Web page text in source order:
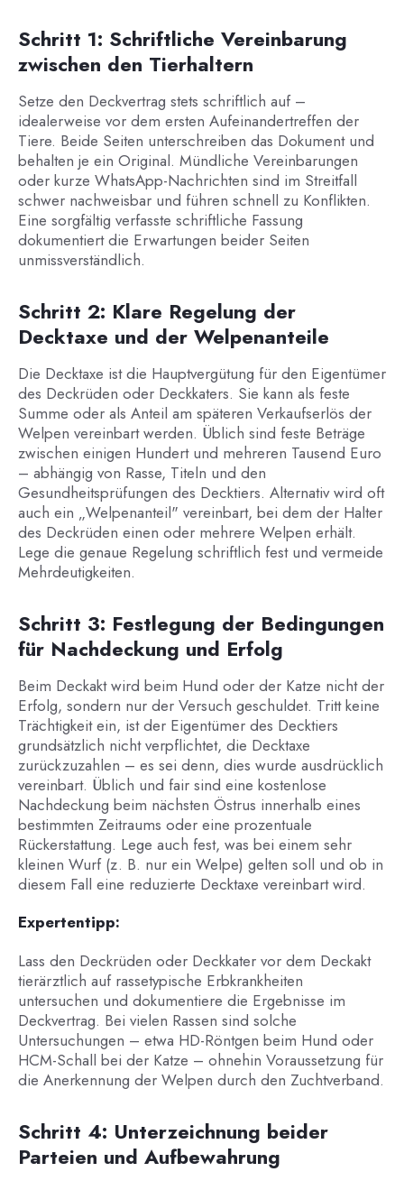
Schritt 1: Schriftliche Vereinbarung
zwischen den Tierhaltern
Setze den Deckvertrag stets schriftlich auf –
idealerweise vor dem ersten Aufeinandertreffen der
Tiere. Beide Seiten unterschreiben das Dokument und
behalten je ein Original. Mündliche Vereinbarungen
oder kurze WhatsApp-Nachrichten sind im Streitfall
schwer nachweisbar und führen schnell zu Konflikten.
Eine sorgfältig verfasste schriftliche Fassung
dokumentiert die Erwartungen beider Seiten
unmissverständlich.
Schritt 2: Klare Regelung der
Decktaxe und der Welpenanteile
Die Decktaxe ist die Hauptvergütung für den Eigentümer
des Deckrüden oder Deckkaters. Sie kann als feste
Summe oder als Anteil am späteren Verkaufserlös der
Welpen vereinbart werden. Üblich sind feste Beträge
zwischen einigen Hundert und mehreren Tausend Euro
– abhängig von Rasse, Titeln und den
Gesundheitsprüfungen des Decktiers. Alternativ wird oft
auch ein „Welpenanteil" vereinbart, bei dem der Halter
des Deckrüden einen oder mehrere Welpen erhält.
Lege die genaue Regelung schriftlich fest und vermeide
Mehrdeutigkeiten.
Schritt 3: Festlegung der Bedingungen
für Nachdeckung und Erfolg
Beim Deckakt wird beim Hund oder der Katze nicht der
Erfolg, sondern nur der Versuch geschuldet. Tritt keine
Trächtigkeit ein, ist der Eigentümer des Decktiers
grundsätzlich nicht verpflichtet, die Decktaxe
zurückzuzahlen – es sei denn, dies wurde ausdrücklich
vereinbart. Üblich und fair sind eine kostenlose
Nachdeckung beim nächsten Östrus innerhalb eines
bestimmten Zeitraums oder eine prozentuale
Rückerstattung. Lege auch fest, was bei einem sehr
kleinen Wurf (z. B. nur ein Welpe) gelten soll und ob in
diesem Fall eine reduzierte Decktaxe vereinbart wird.
Expertentipp:
Lass den Deckrüden oder Deckkater vor dem Deckakt
tierärztlich auf rassetypische Erbkrankheiten
untersuchen und dokumentiere die Ergebnisse im
Deckvertrag. Bei vielen Rassen sind solche
Untersuchungen – etwa HD-Röntgen beim Hund oder
HCM-Schall bei der Katze – ohnehin Voraussetzung für
die Anerkennung der Welpen durch den Zuchtverband.
Schritt 4: Unterzeichnung beider
Parteien und Aufbewahrung